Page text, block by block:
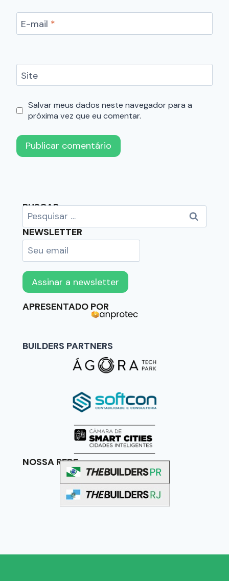
E-mail *
Site
Salvar meus dados neste navegador para a
próxima vez que eu comentar.
BUSCAR
NEWSLETTER
APRESENTADO POR
BUILDERS PARTNERS
NOSSA REDE